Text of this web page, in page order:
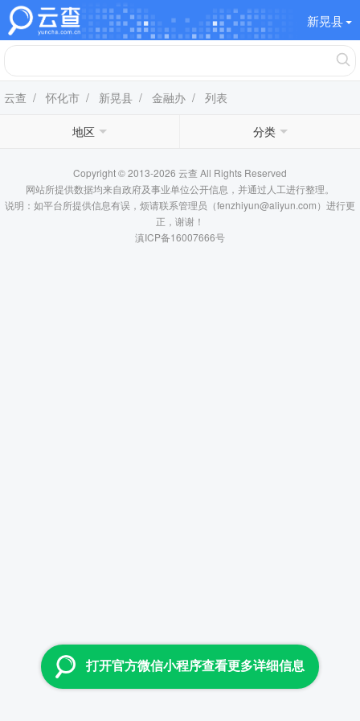
新晃县
云查 /怀化市 / 新晃县 / 金融办 / 列表
地区 分类
Copyright © 2013-2026 云查 All Rights Reserved
网站所提供数据均来自政府及事业单位公开信息，并通过人工进行整理。
说明：如平台所提供信息有误，烦请联系管理员（fenzhiyun@aliyun.com）进行更
正，谢谢！
滇ICP备16007666号
打开官方微信小程序查看更多详细信息